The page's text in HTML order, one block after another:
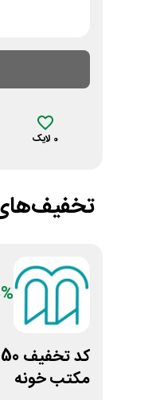
0 لایک
مکتب خونه